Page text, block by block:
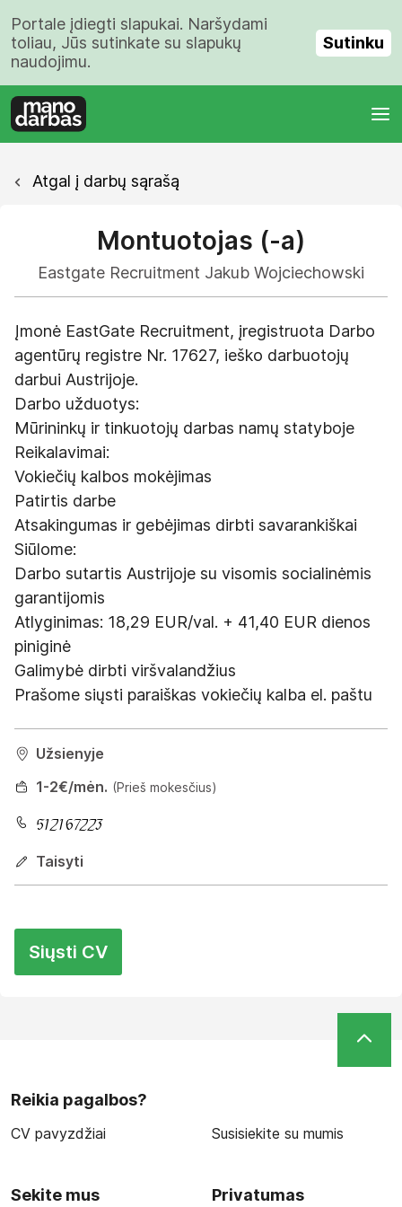
Portale įdiegti slapukai. Naršydami
toliau, Jūs sutinkate su slapukų
naudojimu.
Sutinku
Atgal į darbų sąrašą
Montuotojas (-a)
Eastgate Recruitment Jakub Wojciechowski
Įmonė EastGate Recruitment, įregistruota Darbo
agentūrų registre Nr. 17627, ieško darbuotojų
darbui Austrijoje.
Darbo užduotys:
Mūrininkų ir tinkuotojų darbas namų statyboje
Reikalavimai:
Vokiečių kalbos mokėjimas
Patirtis darbe
Atsakingumas ir gebėjimas dirbti savarankiškai
Siūlome:
Darbo sutartis Austrijoje su visomis socialinėmis
garantijomis
Atlyginimas: 18,29 EUR/val. + 41,40 EUR dienos
piniginė
Galimybė dirbti viršvalandžius
Prašome siųsti paraiškas vokiečių kalba el. paštu
Užsienyje
1-2€/mėn. (Prieš mokesčius)
Taisyti
Siųsti CV
Reikia pagalbos?
CV pavyzdžiai Susisiekite su mumis
Sekite mus Privatumas